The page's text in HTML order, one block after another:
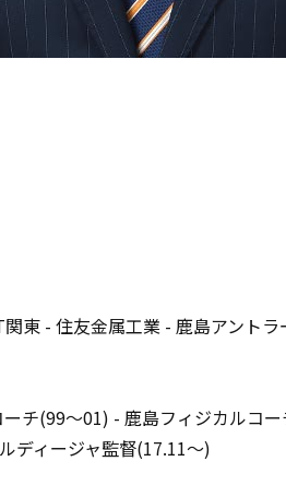
東 - 住友金属工業 - 鹿島アントラ
チ(99〜01) - 鹿島フィジカルコ
ディージャ監督(17.11～)